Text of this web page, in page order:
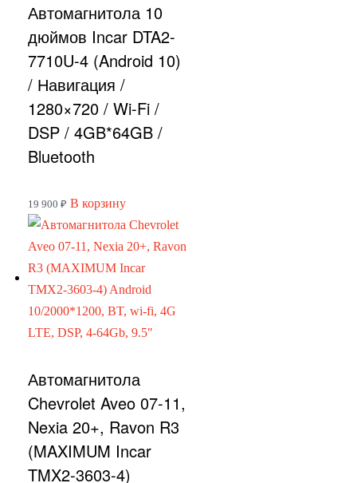
Автомагнитола 10
дюймов Incar DTA2-
7710U-4 (Android 10)
/ Навигация /
1280×720 / Wi-Fi /
DSP / 4GB*64GB /
Bluetooth
19 900 ₽ В корзину
Автомагнитола
Chevrolet Aveo 07-11,
Nexia 20+, Ravon R3
(MAXIMUM Incar
TMX2-3603-4)